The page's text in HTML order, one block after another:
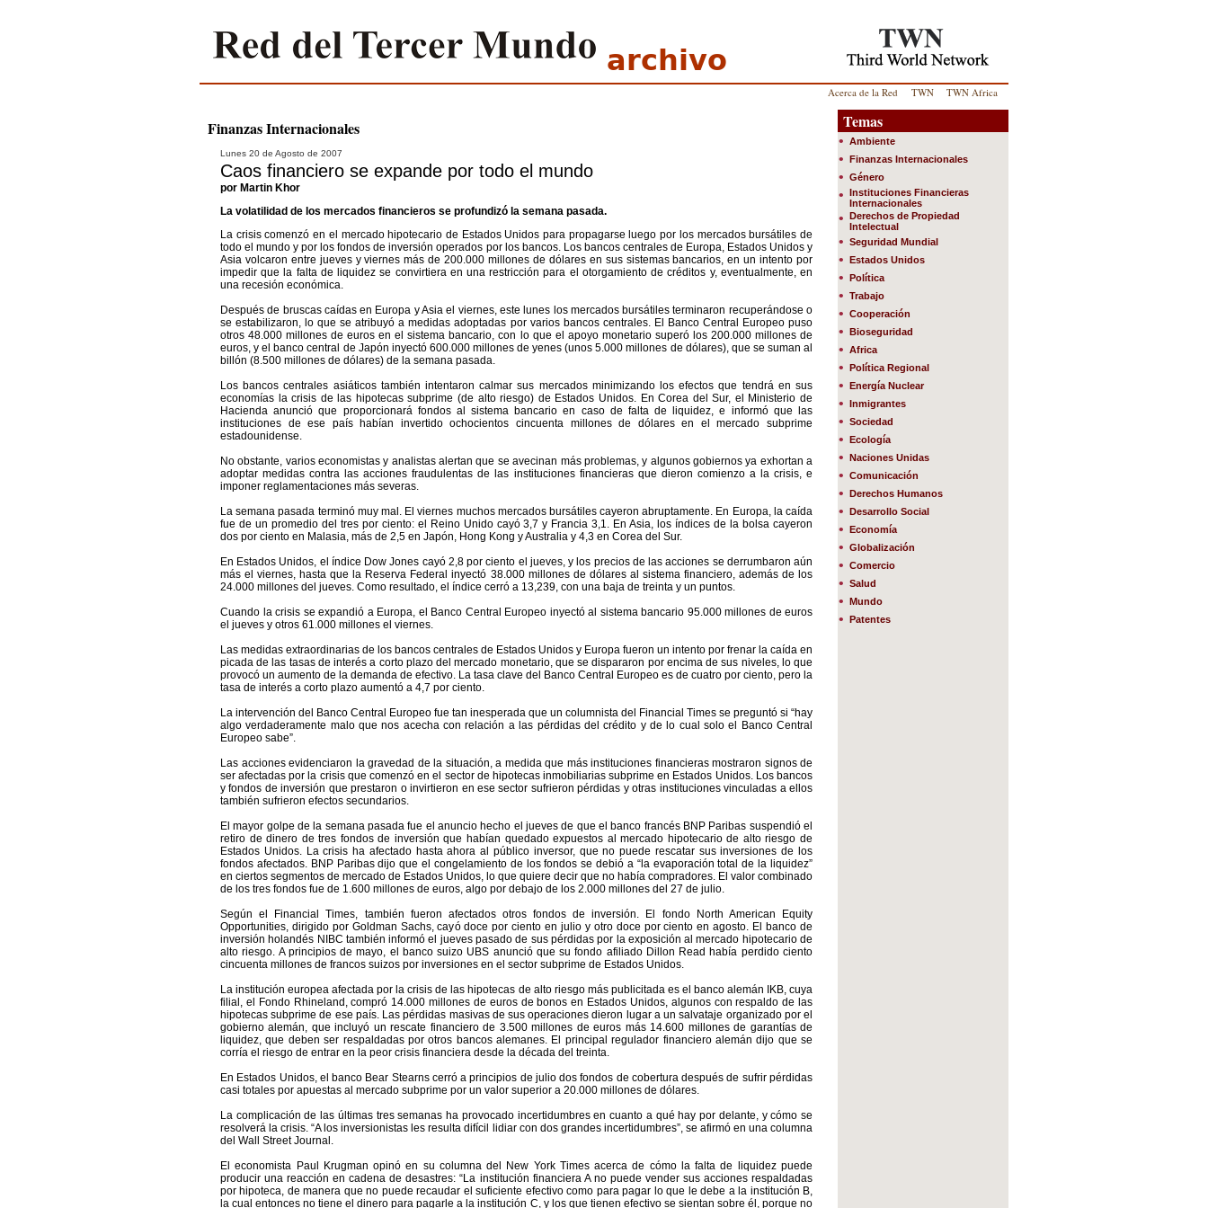
archivo
TWN Africa
TWN
Acerca de la Red
Finanzas Internacionales
Lunes 20 de Agosto de 2007
Caos financiero se expande por todo el mundo
por Martin Khor
La volatilidad de los mercados financieros se profundizó la semana pasada.
La crisis comenzó en el mercado hipotecario de Estados Unidos para propagarse luego por los mercados bursátiles de
todo el mundo y por los fondos de inversión operados por los bancos. Los bancos centrales de Europa, Estados Unidos y
Asia volcaron entre jueves y viernes más de 200.000 millones de dólares en sus sistemas bancarios, en un intento por
impedir que la falta de liquidez se convirtiera en una restricción para el otorgamiento de créditos y, eventualmente, en
una recesión económica.
Después de bruscas caídas en Europa y Asia el viernes, este lunes los mercados bursátiles terminaron recuperándose o
se estabilizaron, lo que se atribuyó a medidas adoptadas por varios bancos centrales. El Banco Central Europeo puso
otros 48.000 millones de euros en el sistema bancario, con lo que el apoyo monetario superó los 200.000 millones de
euros, y el banco central de Japón inyectó 600.000 millones de yenes (unos 5.000 millones de dólares), que se suman al
billón (8.500 millones de dólares) de la semana pasada.
Los bancos centrales asiáticos también intentaron calmar sus mercados minimizando los efectos que tendrá en sus
economías la crisis de las hipotecas subprime (de alto riesgo) de Estados Unidos. En Corea del Sur, el Ministerio de
Hacienda anunció que proporcionará fondos al sistema bancario en caso de falta de liquidez, e informó que las
instituciones de ese país habían invertido ochocientos cincuenta millones de dólares en el mercado subprime
estadounidense.
No obstante, varios economistas y analistas alertan que se avecinan más problemas, y algunos gobiernos ya exhortan a
adoptar medidas contra las acciones fraudulentas de las instituciones financieras que dieron comienzo a la crisis, e
imponer reglamentaciones más severas.
La semana pasada terminó muy mal. El viernes muchos mercados bursátiles cayeron abruptamente. En Europa, la caída
fue de un promedio del tres por ciento: el Reino Unido cayó 3,7 y Francia 3,1. En Asia, los índices de la bolsa cayeron
dos por ciento en Malasia, más de 2,5 en Japón, Hong Kong y Australia y 4,3 en Corea del Sur.
En Estados Unidos, el índice Dow Jones cayó 2,8 por ciento el jueves, y los precios de las acciones se derrumbaron aún
más el viernes, hasta que la Reserva Federal inyectó 38.000 millones de dólares al sistema financiero, además de los
24.000 millones del jueves. Como resultado, el índice cerró a 13,239, con una baja de treinta y un puntos.
Cuando la crisis se expandió a Europa, el Banco Central Europeo inyectó al sistema bancario 95.000 millones de euros
el jueves y otros 61.000 millones el viernes.
Las medidas extraordinarias de los bancos centrales de Estados Unidos y Europa fueron un intento por frenar la caída en
picada de las tasas de interés a corto plazo del mercado monetario, que se dispararon por encima de sus niveles, lo que
provocó un aumento de la demanda de efectivo. La tasa clave del Banco Central Europeo es de cuatro por ciento, pero la
tasa de interés a corto plazo aumentó a 4,7 por ciento.
La intervención del Banco Central Europeo fue tan inesperada que un columnista del Financial Times se preguntó si “hay
algo verdaderamente malo que nos acecha con relación a las pérdidas del crédito y de lo cual solo el Banco Central
Europeo sabe”.
Las acciones evidenciaron la gravedad de la situación, a medida que más instituciones financieras mostraron signos de
ser afectadas por la crisis que comenzó en el sector de hipotecas inmobiliarias subprime en Estados Unidos. Los bancos
y fondos de inversión que prestaron o invirtieron en ese sector sufrieron pérdidas y otras instituciones vinculadas a ellos
también sufrieron efectos secundarios.
El mayor golpe de la semana pasada fue el anuncio hecho el jueves de que el banco francés BNP Paribas suspendió el
retiro de dinero de tres fondos de inversión que habían quedado expuestos al mercado hipotecario de alto riesgo de
Estados Unidos. La crisis ha afectado hasta ahora al público inversor, que no puede rescatar sus inversiones de los
fondos afectados. BNP Paribas dijo que el congelamiento de los fondos se debió a “la evaporación total de la liquidez”
en ciertos segmentos de mercado de Estados Unidos, lo que quiere decir que no había compradores. El valor combinado
de los tres fondos fue de 1.600 millones de euros, algo por debajo de los 2.000 millones del 27 de julio.
Según el Financial Times, también fueron afectados otros fondos de inversión. El fondo North American Equity
Opportunities, dirigido por Goldman Sachs, cayó doce por ciento en julio y otro doce por ciento en agosto. El banco de
inversión holandés NIBC también informó el jueves pasado de sus pérdidas por la exposición al mercado hipotecario de
alto riesgo. A principios de mayo, el banco suizo UBS anunció que su fondo afiliado Dillon Read había perdido ciento
cincuenta millones de francos suizos por inversiones en el sector subprime de Estados Unidos.
La institución europea afectada por la crisis de las hipotecas de alto riesgo más publicitada es el banco alemán IKB, cuya
filial, el Fondo Rhineland, compró 14.000 millones de euros de bonos en Estados Unidos, algunos con respaldo de las
hipotecas subprime de ese país. Las pérdidas masivas de sus operaciones dieron lugar a un salvataje organizado por el
gobierno alemán, que incluyó un rescate financiero de 3.500 millones de euros más 14.600 millones de garantías de
liquidez, que deben ser respaldadas por otros bancos alemanes. El principal regulador financiero alemán dijo que se
corría el riesgo de entrar en la peor crisis financiera desde la década del treinta.
En Estados Unidos, el banco Bear Stearns cerró a principios de julio dos fondos de cobertura después de sufrir pérdidas
casi totales por apuestas al mercado subprime por un valor superior a 20.000 millones de dólares.
La complicación de las últimas tres semanas ha provocado incertidumbres en cuanto a qué hay por delante, y cómo se
resolverá la crisis. “A los inversionistas les resulta difícil lidiar con dos grandes incertidumbres”, se afirmó en una columna
del Wall Street Journal.
El economista Paul Krugman opinó en su columna del New York Times acerca de cómo la falta de liquidez puede
producir una reacción en cadena de desastres: “La institución financiera A no puede vender sus acciones respaldadas
por hipoteca, de manera que no puede recaudar el suficiente efectivo como para pagar lo que le debe a la institución B,
la cual entonces no tiene el dinero para pagarle a la institución C, y los que tienen efectivo se sientan sobre él, porque no
Temas
• Ambiente
• Finanzas Internacionales
• Género
• Instituciones Financieras
Internacionales
• Derechos de Propiedad
Intelectual
• Seguridad Mundial
• Estados Unidos
• Política
• Trabajo
• Cooperación
• Bioseguridad
• Africa
• Política Regional
• Energía Nuclear
• Inmigrantes
• Sociedad
• Ecología
• Naciones Unidas
• Comunicación
• Derechos Humanos
• Desarrollo Social
• Economía
• Globalización
• Comercio
• Salud
• Mundo
• Patentes